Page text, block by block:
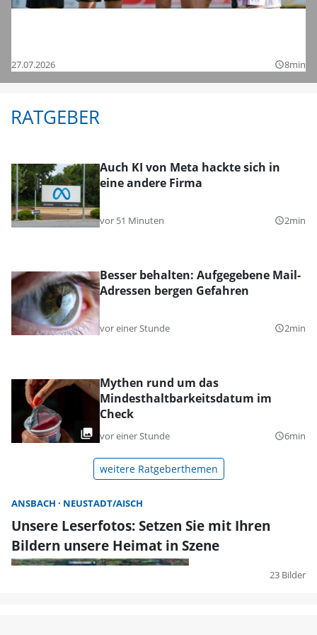
27.07.2026 query_builder8min
RATGEBER
Auch KI von Meta hackte sich in
eine andere Firma
vor 51 Minuten query_builder2min
Besser behalten: Aufgegebene Mail-
Adressen bergen Gefahren
vor einer Stunde query_builder2min
Mythen rund um das
Mindesthaltbarkeitsdatum im
Check
vor einer Stunde query_builder6min
weitere Ratgeberthemen
ANSBACH NEUSTADT/AISCH
Unsere Leserfotos: Setzen Sie mit Ihren
Bildern unsere Heimat in Szene
23 Bilder